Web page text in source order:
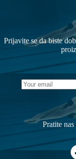
Prijavite se da biste
Pratite